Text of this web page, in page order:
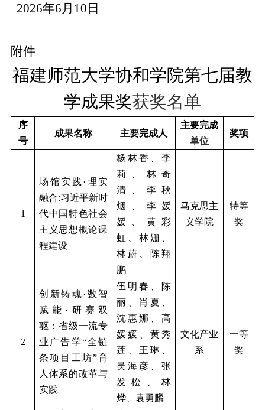
2026年6 月 10 日
附件
福建师范大学协和学院第七届教
学成果奖获奖名单
序
号
成果名称 主要完成人
主要完成
单位
奖项
1
场馆实践 ·理实
融合:习近平新时
代中国特色社会
主义思想概论课
程建设
杨林香、李
莉、林奇
清、李秋
烟、李媛
媛、黄彩
虹、林姗、
林蔚、陈翔
鹏
马克思主
义学院
特等
奖
2
创新铸魂·数智
赋能·研赛双
驱：省级一流专
业广告学“全链
条项目工坊”育
人体系的改革与
实践
伍明春、陈
丽、肖夏、
沈惠娜、高
媛媛、黄秀
莲、王琳、
吴海彦、张
发松、林
烨、袁勇麟
文化产业
系
一等
奖